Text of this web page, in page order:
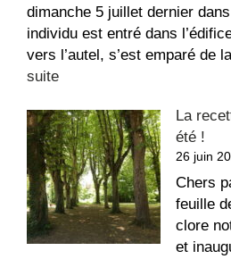
dimanche 5 juillet dernier
individu est entré dans
vers l’autel, s’est emparé de
suite:
suite
aux
dégradations
dans
l’église
Saint-
Étienne
La
été !
26 juin
Chers
feuille
clore
et